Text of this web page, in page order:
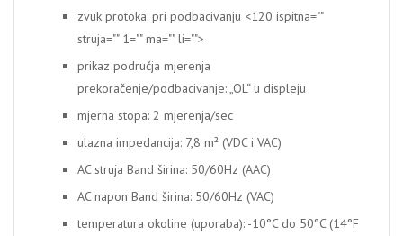
zvuk protoka: pri podbacivanju <120 ispitna=""
struja="" 1="" ma="" li="">
prikaz područja mjerenja
prekoračenje/podbacivanje: „OL“ u displeju
mjerna stopa: 2 mjerenja/sec
ulazna impedancija: 7,8 m² (VDC i VAC)
AC struja Band širina: 50/60Hz (AAC)
AC napon Band širina: 50/60Hz (VAC)
temperatura okoline (uporaba): -10°C do 50°C (14°F